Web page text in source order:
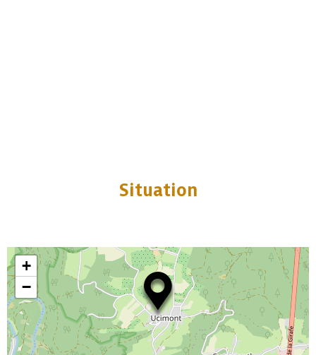
Situation
+
−